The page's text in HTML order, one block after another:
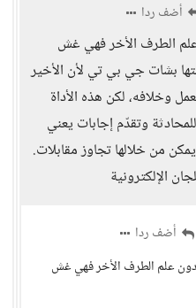
أضف ردا
الطرف الأخر فهي غش
بشات جي بي تي لأن الأخير
وخلافه، لكن هذه الأداة
وتقدّم إجابات يعني
من خلالها تجاوز مقابلات.
الإلكترونية
أضف ردا
علم الطرف الأخر فهي غش